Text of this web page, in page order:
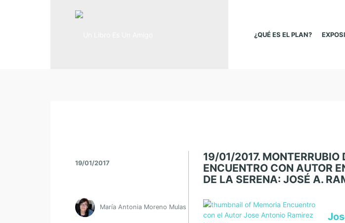
¿QUÉ ES EL PLAN?
19/01/2017. MONTERRUBIO
ENCUENTRO CON AUTOR
DE LA SERENA: JOSÉ A.
19/01/2017
María Antonia Moreno Mulas